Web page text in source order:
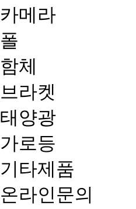
카메라
폴
함체
브라켓
태양광
가로등
기타제품
온라인문의